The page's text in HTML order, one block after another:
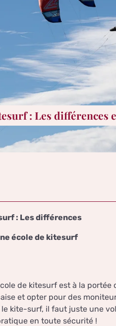
: Les différences
: Les différences
école de kitesurf
de kitesurf est à la
et opter pour des
kite-surf, il faut juste une
en toute sécurité !